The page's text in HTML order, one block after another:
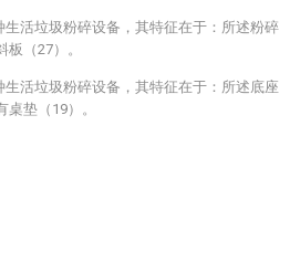
生活垃圾粉碎设备，其特征在于：所述粉碎
（27）。
活垃圾粉碎设备，其特征在于：所述底座
桌垫（19）。